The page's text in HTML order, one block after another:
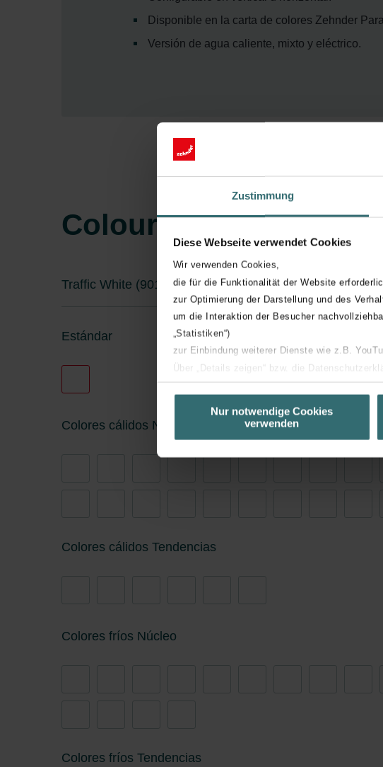
Zustimmung
Diese Webseite verwendet Cookies
Wir verwenden Cookies,
die für die Funktionalität der Website
zur Optimierung der Darstellung und des
um die Interaktion der Besucher
„Statistiken“)
zur Einbindung weiterer Dienste wie z.B.
Über „Details zeigen“ bzw. die
unserer Website verwenden, um Ihnen die
basierend auf Ihren Interessen zur Verfügung
Datenschutzerklärung widerrufen.
Zehnder Group France: Protection des
Nur notwendige Cookies
verwenden
Disponible en la carta de colores Zehnder
Versión de agua caliente, mixto y eléctrico.
Colour System
Traffic White (9016* / RAL 9016)
Estándar
Colores cálidos Núcleo
Colores cálidos Tendencias
Colores fríos Núcleo
Colores fríos Tendencias